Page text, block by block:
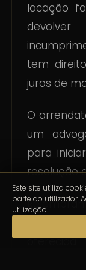
locação
tem
juros de
O
um
para
resolução
refere-
oferecida
Este site utiliza
parte do utilizador.
utilização.